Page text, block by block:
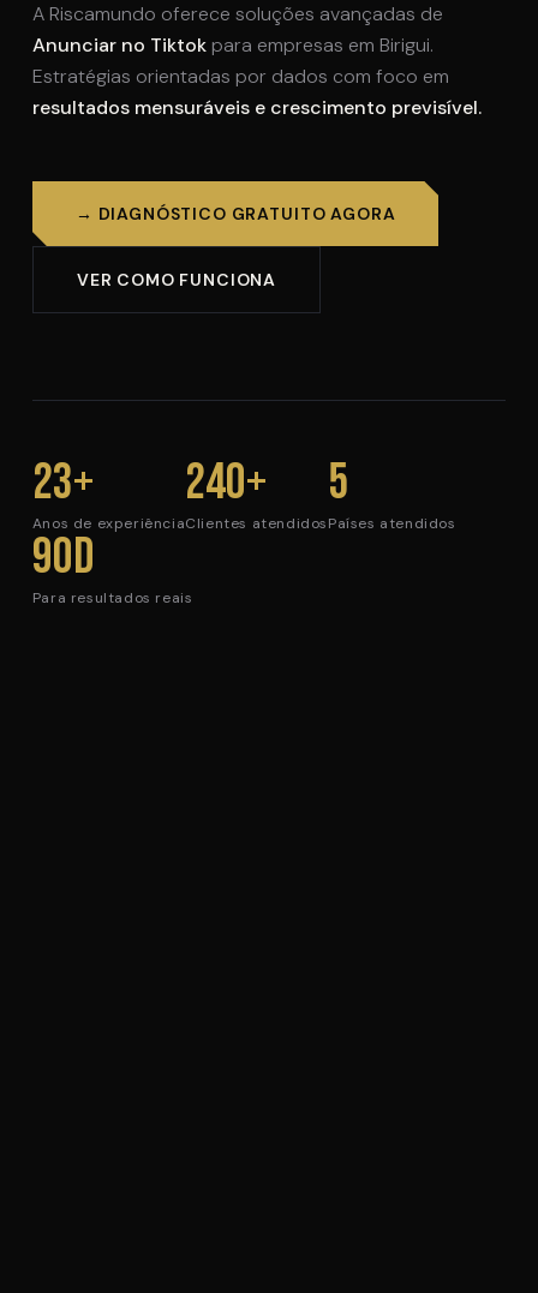
A Riscamundo oferece soluções avançadas de
Anunciar no Tiktokpara empresas em Birigui.
Estratégias orientadas por dados com foco em
resultados mensuráveis e crescimento previsível.
→ DIAGNÓSTICO GRATUITO AGORA
VER COMO FUNCIONA
23+
Anos de experiência
240+
Clientes atendidos
5
Países atendidos
90d
Para resultados reais